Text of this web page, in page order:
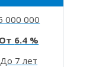
000 000
6.4
До 7 лет